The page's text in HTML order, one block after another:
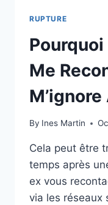
RUPTURE
Pourquoi
Me
By Ines Martin
Cela peut être
temps après
ex vous
via les réseaux